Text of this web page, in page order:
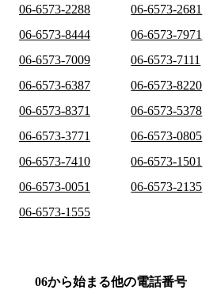
06-6573-2288
06-6573-2681
06-6573-8444
06-6573-7971
06-6573-7009
06-6573-7111
06-6573-6387
06-6573-8220
06-6573-8371
06-6573-5378
06-6573-3771
06-6573-0805
06-6573-7410
06-6573-1501
06-6573-0051
06-6573-2135
06-6573-1555
06から始まる他の電話番号